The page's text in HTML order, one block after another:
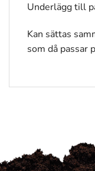
Underlägg till
Kan sättas
som då passar